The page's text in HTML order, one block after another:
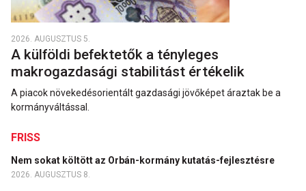
2026. AUGUSZTUS 5.
A külföldi befektetők a tényleges
makrogazdasági stabilitást értékelik
A piacok növekedésorientált gazdasági jövőképet áraztak be a
kormányváltással.
FRISS
Nem sokat költött az Orbán-kormány kutatás-fejlesztésre
2026. AUGUSZTUS 8.